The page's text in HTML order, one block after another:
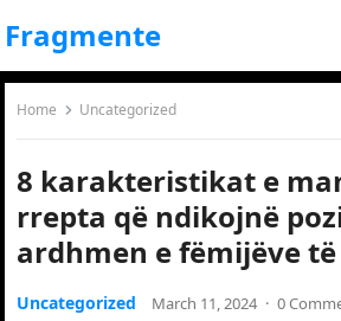
Fragmente
Home Uncategorized
8 karakteristikat e
rrepta që ndikojnë
ardhmen e fëmijëve
Uncategorized March 11, 2024 · 0